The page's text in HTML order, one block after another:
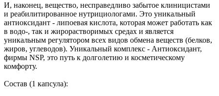
И, наконец, вещество, несправедливо забытое клиницистами
и реабилитированное нутрициологами. Это уникальный
антиоксидант - липоевая кислота, которая может работать как
в водо-, так и жирорастворимых средах и является
уникальным регулятором всех видов обмена веществ (белков,
жиров, углеводов). Уникальный комплекс - Антиоксидант,
фирмы NSP, это путь к долголетию и косметическому
комфорту.
Состав (1 капсула):